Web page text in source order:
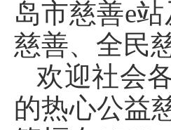
岛市慈善e
慈善、全民
欢迎社会
的热心公益